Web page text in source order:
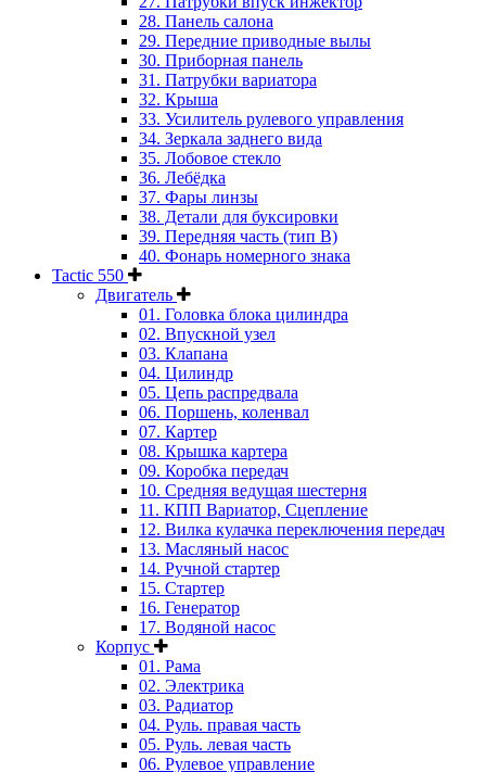
28. Панель салона
29. Передние приводные вылы
30. Приборная панель
31. Патрубки вариатора
32. Крыша
33. Усилитель рулевого управления
34. Зеркала заднего вида
35. Лобовое стекло
36. Лебёдка
37. Фары линзы
38. Детали для буксировки
39. Передняя часть (тип B)
40. Фонарь номерного знака
Tactic 550
Двигатель
01. Головка блока цилиндра
02. Впускной узел
03. Клапана
04. Цилиндр
05. Цепь распредвала
06. Поршень, коленвал
07. Картер
08. Крышка картера
09. Коробка передач
10. Средняя ведущая шестерня
11. КПП Вариатор, Сцепление
12. Вилка кулачка переключения передач
13. Масляный насос
14. Ручной стартер
15. Стартер
16. Генератор
17. Водяной насос
Корпус
01. Рама
02. Электрика
03. Радиатор
04. Руль. правая часть
05. Руль. левая часть
06. Рулевое управление